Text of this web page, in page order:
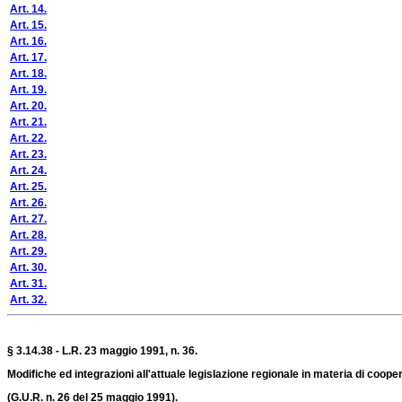
Art. 14.
Art. 15.
Art. 16.
Art. 17.
Art. 18.
Art. 19.
Art. 20.
Art. 21.
Art. 22.
Art. 23.
Art. 24.
Art. 25.
Art. 26.
Art. 27.
Art. 28.
Art. 29.
Art. 30.
Art. 31.
Art. 32.
§ 3.14.38 - L.R. 23 maggio 1991, n. 36.
Modifiche ed integrazioni all'attuale legislazione regionale in materia di
(G.U.R. n. 26 del 25 maggio 1991).